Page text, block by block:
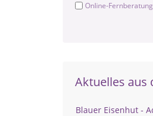
Online-Fernberatung
Aktuelles aus
Blauer Eisenhut -